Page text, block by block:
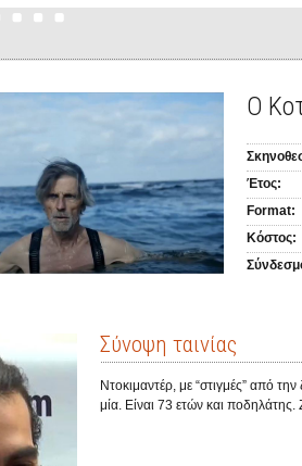
Ο
Έτος:
Format:
Κόστος:
Σύνοψη ταινίας
Ντοκιμαντέρ, με “στιγμές” από
μία. Είναι 73 ετών και ποδηλάτης.